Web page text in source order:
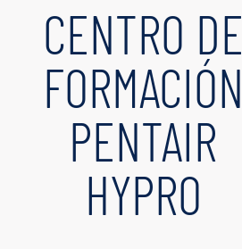
CENTRO DE
FORMACIÓN
PENTAIR
HYPRO